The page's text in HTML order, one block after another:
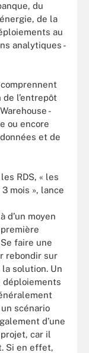
du
de la
au
analytiques -
l’entrepôt
-
ou encore
et de
RDS, « les
mois », lance
d’un moyen
faire une
rebondir sur
solution. Un
déploiements
scénario
d’une
car il
Si en effet,